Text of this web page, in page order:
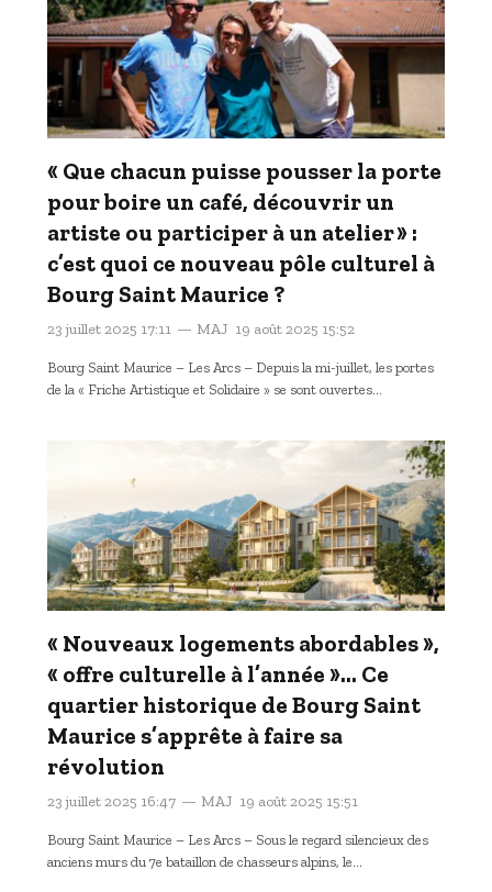
« Que chacun puisse pousser la porte
pour boire un café, découvrir un
artiste ou participer à un atelier » :
c’est quoi ce nouveau pôle culturel à
Bourg Saint Maurice ?
23 juillet 2025 17:11 MAJ 19 août 2025 15:52
Bourg Saint Maurice – Les Arcs – Depuis la mi-juillet, les portes
de la « Friche Artistique et Solidaire » se sont ouvertes…
« Nouveaux logements abordables »,
« offre culturelle à l’année »… Ce
quartier historique de Bourg Saint
Maurice s’apprête à faire sa
révolution
23 juillet 2025 16:47 MAJ 19 août 2025 15:51
Bourg Saint Maurice – Les Arcs – Sous le regard silencieux des
anciens murs du 7e bataillon de chasseurs alpins, le…